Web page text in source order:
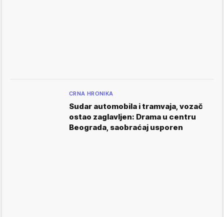
CRNA HRONIKA
Sudar automobila i tramvaja, vozač
ostao zaglavljen: Drama u centru
Beograda, saobraćaj usporen